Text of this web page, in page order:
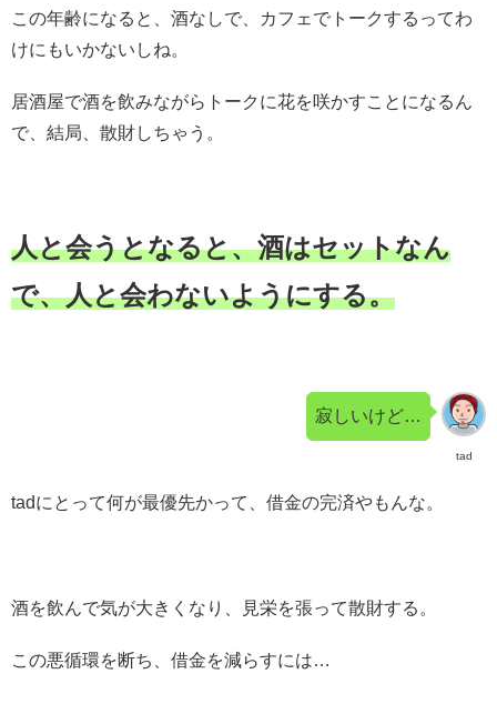
この年齢になると、酒なしで、カフェでトークするってわ
けにもいかないしね。
居酒屋で酒を飲みながらトークに花を咲かすことになるん
で、結局、散財しちゃう。
人と会うとなると、酒はセットなん
で、人と会わないようにする。
tad
寂しいけど…
tadにとって何が最優先かって、借金の完済やもんな。
酒を飲んで気が大きくなり、見栄を張って散財する。
この悪循環を断ち、借金を減らすには…